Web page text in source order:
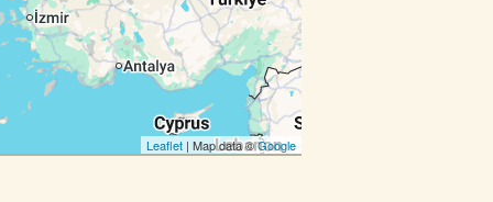
Leaflet | Map data ©Google